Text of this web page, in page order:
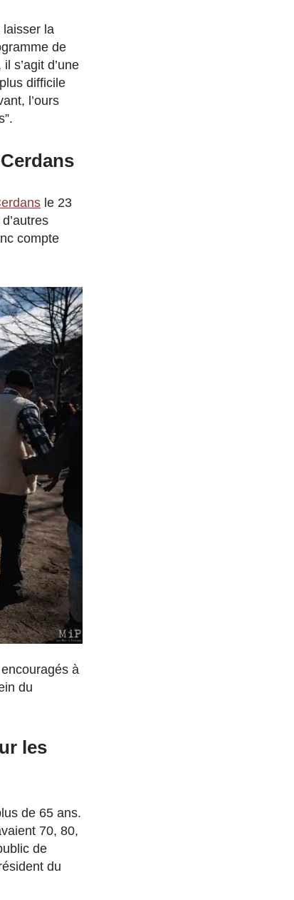
laisser la
de
s’agit d’une
difficile
l’ours
le 23
compte
à
du
les
de 65 ans.
70, 80,
de
du